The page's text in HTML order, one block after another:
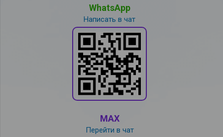
WhatsApp
Написать в чат
MAX
Перейти в чат